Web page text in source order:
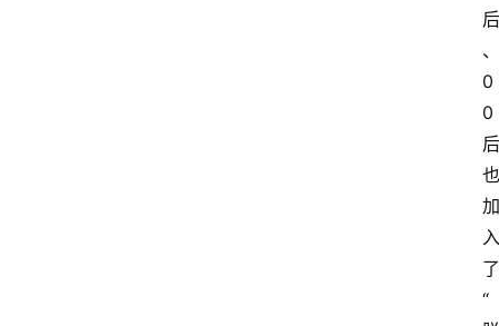
后
、
0
0
后
也
加
入
了
“